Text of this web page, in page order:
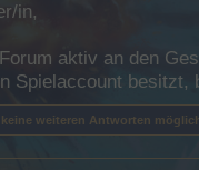
in,
aktiv an den
Spielaccount
weiteren Antworten